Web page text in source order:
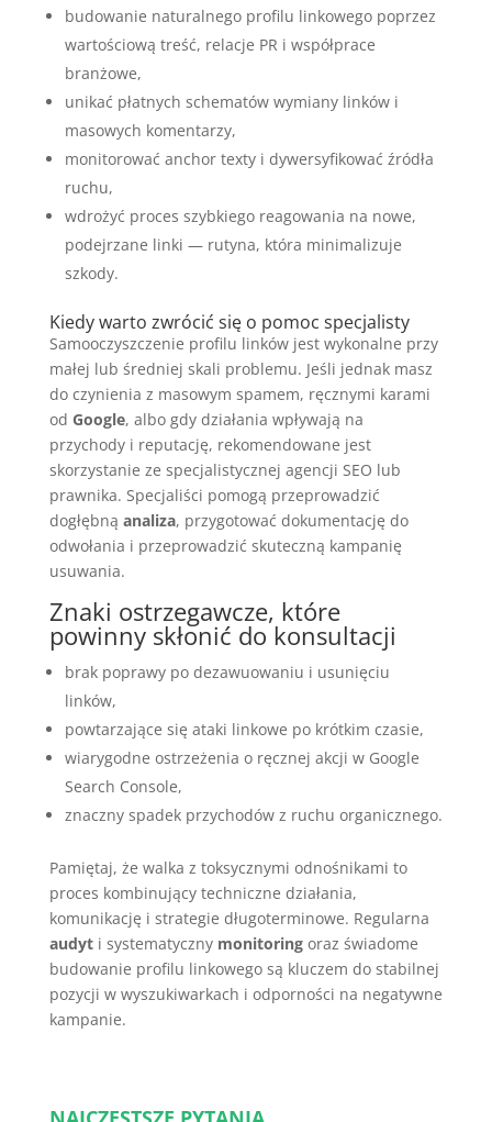
budowanie naturalnego profilu linkowego poprzez
wartościową treść, relacje PR i współprace
branżowe,
unikać płatnych schematów wymiany linków i
masowych komentarzy,
monitorować anchor texty i dywersyfikować źródła
ruchu,
wdrożyć proces szybkiego reagowania na nowe,
podejrzane linki — rutyna, która minimalizuje
szkody.
Kiedy warto zwrócić się o pomoc specjalisty
Samooczyszczenie profilu linków jest wykonalne przy
małej lub średniej skali problemu. Jeśli jednak masz
do czynienia z masowym spamem, ręcznymi karami
od Google, albo gdy działania wpływają na
przychody i reputację, rekomendowane jest
skorzystanie ze specjalistycznej agencji SEO lub
prawnika. Specjaliści pomogą przeprowadzić
dogłębną analiza, przygotować dokumentację do
odwołania i przeprowadzić skuteczną kampanię
usuwania.
Znaki ostrzegawcze, które
powinny skłonić do konsultacji
brak poprawy po dezawuowaniu i usunięciu
linków,
powtarzające się ataki linkowe po krótkim czasie,
wiarygodne ostrzeżenia o ręcznej akcji w Google
Search Console,
znaczny spadek przychodów z ruchu organicznego.
Pamiętaj, że walka z toksycznymi odnośnikami to
proces kombinujący techniczne działania,
komunikację i strategie długoterminowe. Regularna
audyti systematyczny monitoringoraz świadome
budowanie profilu linkowego są kluczem do stabilnej
pozycji w wyszukiwarkach i odporności na negatywne
kampanie.